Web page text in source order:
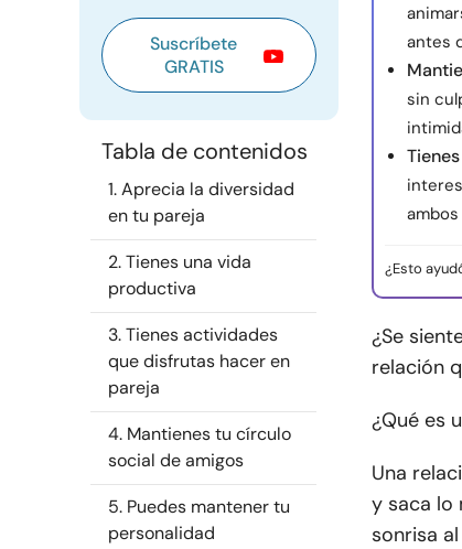
Suscríbete
GRATIS
Tabla de contenidos
1. Aprecia la diversidad
en tu pareja
2. Tienes una vida
productiva
3. Tienes actividades
que disfrutas hacer en
pareja
4. Mantienes tu círculo
social de amigos
5. Puedes mantener tu
personalidad
antes
sin
¿Esto
¿Se
relación
¿Qué es
Una
y saca lo
sonrisa